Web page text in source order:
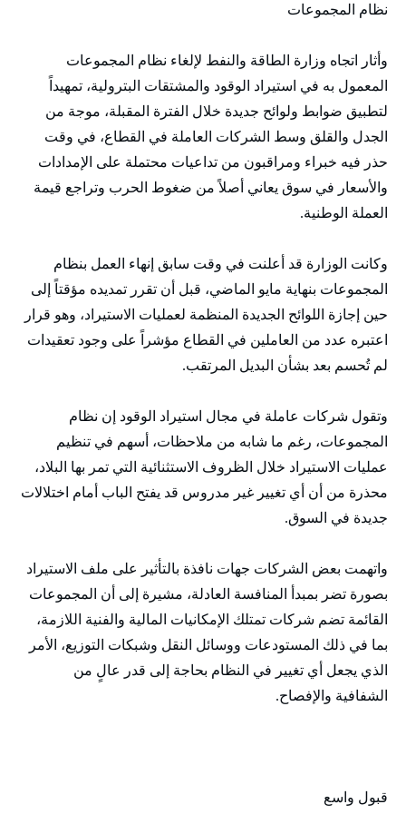
نظام المجموعات
وأثار اتجاه وزارة الطاقة والنفط لإلغاء نظام المجموعات
المعمول به في استيراد الوقود والمشتقات البترولية، تمهيداً
لتطبيق ضوابط ولوائح جديدة خلال الفترة المقبلة، موجة من
الجدل والقلق وسط الشركات العاملة في القطاع، في وقت
حذر فيه خبراء ومراقبون من تداعيات محتملة على الإمدادات
والأسعار في سوق يعاني أصلاً من ضغوط الحرب وتراجع قيمة
العملة الوطنية.
وكانت الوزارة قد أعلنت في وقت سابق إنهاء العمل بنظام
المجموعات بنهاية مايو الماضي، قبل أن تقرر تمديده مؤقتاً إلى
حين إجازة اللوائح الجديدة المنظمة لعمليات الاستيراد، وهو قرار
اعتبره عدد من العاملين في القطاع مؤشراً على وجود تعقيدات
لم تُحسم بعد بشأن البديل المرتقب.
وتقول شركات عاملة في مجال استيراد الوقود إن نظام
المجموعات، رغم ما شابه من ملاحظات، أسهم في تنظيم
عمليات الاستيراد خلال الظروف الاستثنائية التي تمر بها البلاد،
محذرة من أن أي تغيير غير مدروس قد يفتح الباب أمام اختلالات
جديدة في السوق.
واتهمت بعض الشركات جهات نافذة بالتأثير على ملف الاستيراد
بصورة تضر بمبدأ المنافسة العادلة، مشيرة إلى أن المجموعات
القائمة تضم شركات تمتلك الإمكانيات المالية والفنية اللازمة،
بما في ذلك المستودعات ووسائل النقل وشبكات التوزيع، الأمر
الذي يجعل أي تغيير في النظام بحاجة إلى قدر عالٍ من
الشفافية والإفصاح.
قبول واسع